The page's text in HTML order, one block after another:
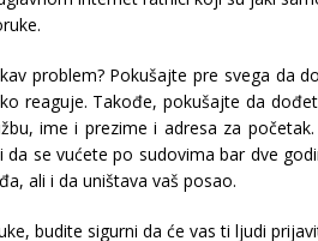
problem? Pokušajte pre svega da
reaguje. Takođe, pokušajte da
ime i prezime i adresa za
se vućete po sudovima bar dve
ali i da uništava vaš posao.
budite sigurni da će vas ti ljudi